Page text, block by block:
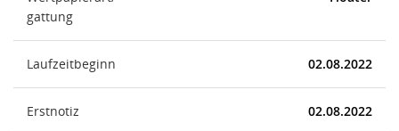
gattung
Laufzeitbeginn 02.08.2022
Erstnotiz 02.08.2022